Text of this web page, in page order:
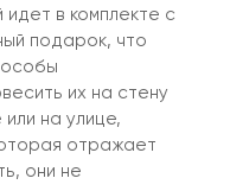
в комплекте с
подарок, что
их на стену
или на улице,
отражает
они не